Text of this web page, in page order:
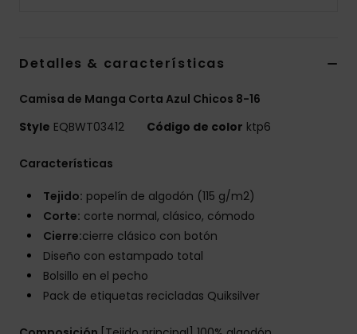
Detalles & características
Camisa de Manga Corta Azul Chicos 8-16
Style EQBWT03412 Código de color ktp6
Características
Tejido: popelín de algodón (115 g/m2)
Corte: corte normal, clásico, cómodo
Cierre:cierre clásico con botón
Diseño con estampado total
Bolsillo en el pecho
Pack de etiquetas recicladas Quiksilver